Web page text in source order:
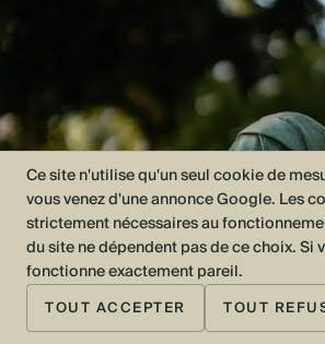
Ce site n'utilise qu'un seul cookie de
vous venez d'une annonce Google. Les
strictement nécessaires au
du site ne dépendent pas de ce choix. Si
fonctionne exactement pareil.
TOUT ACCEPTER TOUT